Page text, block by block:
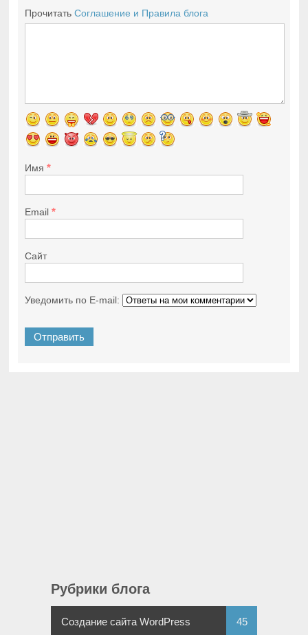
ПрочитатьСоглашение и Правила блога
Имя*
Email*
Сайт
Уведомить по E-mail:
Рубрики блога
Создание сайта WordPress 45